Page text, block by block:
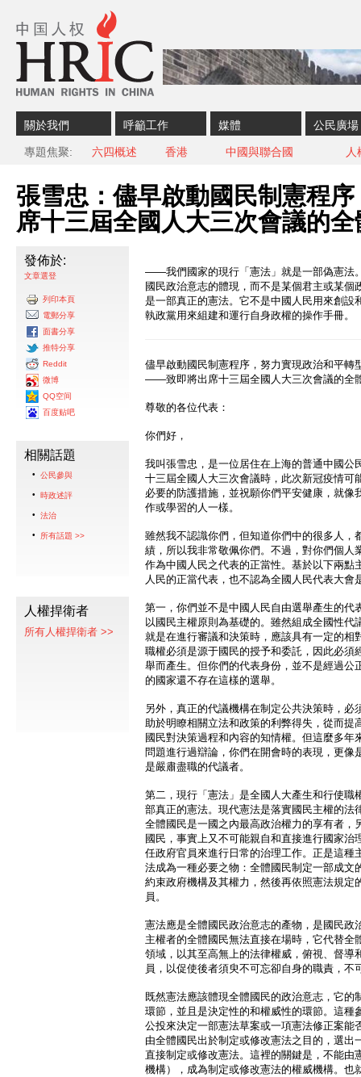
關於我們 呼籲工作 媒體 公民廣場
專題焦聚 六四概述 香港 中國與聯合國 人
張雪忠：儘早啟動國民制憲程
席十三屆全國人大三次會議的
發佈於:
文章選登
列印本頁
電郵分享
面書分享
推特分享
Reddit
微博
QQ空间
百度贴吧
相關話題
公民參與
時政述評
法治
所有話題 >>
人權捍衛者
所有人權捍衛者 >>
——我們國家的現行「憲法」就是一部偽憲法
國民政治意志的體現，而不是某個君主或某個
是一部真正的憲法。它不是中國人民用來創設
執政黨用來組建和運行自身政權的操作手冊。
儘早啟動國民制憲程序，努力實現政治和平轉
——致即將出席十三屆全國人大三次會議的全
尊敬的各位代表：
你們好，
我叫張雪忠，是一位居住在上海的普通中國公
十三屆全國人大三次會議時，此次新冠疫情可
必要的防護措施，並祝願你們平安健康，就像
作或學習的人一樣。
雖然我不認識你們，但知道你們中的很多人，
績，所以我非常敬佩你們。不過，對你們個人
作為中國人民之代表的正當性。基於以下兩點
人民的正當代表，也不認為全國人民代表大會
第一，你們並不是中國人民自由選舉產生的代
以國民主權原則為基礎的。雖然組成全國性代
就是在進行審議和決策時，應該具有一定的相
職權必須是源于國民的授予和委託，因此必須
舉而產生。但你們的代表身份，並不是經過公
的國家還不存在這樣的選舉。
另外，真正的代議機構在制定公共決策時，必
助於明瞭相關立法和政策的利弊得失，從而提
國民對決策過程和內容的知情權。但這麼多年
問題進行過辯論，你們在開會時的表現，更像
是嚴肅盡職的代議者。
第二，現行「憲法」是全國人大產生和行使職
部真正的憲法。現代憲法是落實國民主權的法
全體國民是一國之內最高政治權力的享有者，
國民，事實上又不可能親自和直接進行國家治
任政府官員來進行日常的治理工作。正是這種
法成為一種必要之物：全體國民制定一部成文
約束政府機構及其權力，然後再依照憲法規定
員。
憲法應是全體國民政治意志的產物，是國民政
主權者的全體國民無法直接在場時，它代替全
領域，以其至高無上的法律權威，俯視、督導
員，以促使後者須臾不可忘卻自身的職責，不
既然憲法應該體現全體國民的政治意志，它的
環節，並且是決定性的和權威性的環節。這種
公投來決定一部憲法草案或一項憲法修正案能
由全體國民出於制定或修改憲法之目的，選出
直接制定或修改憲法。這裡的關鍵是，不能由
機構），成為制定或修改憲法的權威機構。也